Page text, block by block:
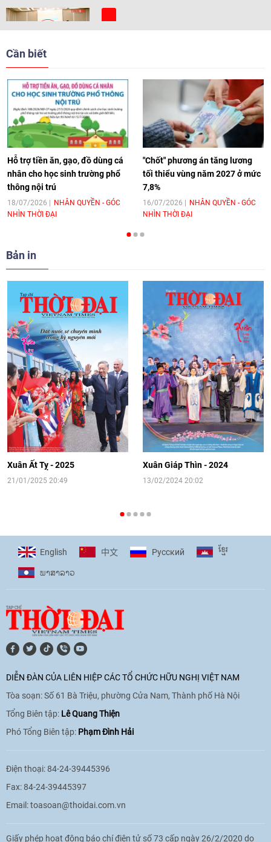
[Video] Trẻ em Đông Á cùng kiến tạo
[Video] Âm nhạc flamenco gắn kết văn
hoá Việt Nam - Tây Ban Nha
11:10 17/06/2026
[Video] Trao tặng Kỷ niệm chương "Vì
hòa bình, hữu nghị giữa các dân tộc"
cho Đại sứ Hungary tại Việt Nam
[Video] Nhân dân Việt Nam luôn trân
trọng tình cảm của nước Nga
08:02 | 13/06/2026
Video: Cơ hội giao lưu quốc tế cho học
sinh Việt Nam tại trại hè Artek
14:41|12/06/2026
[Video] Đối ngoại nhân dân Thủ đô
hướng tới kết nối hiệu quả nguồn lực
người Việt Nam ở nước ngoài
16:58|10/06/2026
cùng thanh thiếu nhi tiên phong ứng
phó với biến đổi khí hậu
17:07|09/06/2026
[Video] Lào dành ưu tiên hàng đầu cho
quan hệ với Việt Nam
11:01 |09/06/2026
[Video] Doanh nghiệp Hoa Kỳ hỗ trợ
Việt Nam xác định danh tính người mất
tích trong chiến tranh
Cần biết
Hỗ trợ tiền ăn, gạo, đồ dùng cá
nhân cho học sinh trường phổ
thông nội trú
18/07/2026
NHÂN QUYỀN - GÓC
NHÌN THỜI ĐẠI
"Chốt" phương án tăng lương
tối thiểu vùng năm 2027 ở mức
7,8%
16/07/2026
NHÂN QUYỀN - GÓC
NHÌN THỜI ĐẠI
Bản in
Xuân Ất Tỵ - 2025
21/01/2025 20:49
Xuân Giáp Thìn - 2024
13/02/2024 20:02
English 中文 Pусский ខ្មែរ
ພາ​ສາ​ລາວ
DIỄN ĐÀN CỦA LIÊN HIỆP CÁC TỔ CHỨC HỮU NGHỊ VIỆT NAM
Tòa soạn: Số 61 Bà Triệu, phường Cửa Nam, Thành phố Hà Nội
Tổng Biên tập: Lê Quang Thiện
Phó Tổng Biên tập: Phạm Đình Hải
Điện thoại: 84-24-39445396
Fax: 84-24-39445397
Email:toasoan@thoidai.com.vn
Giấy phép hoạt động báo chí điện tử số 73 cấp ngày 26/2/2020 do